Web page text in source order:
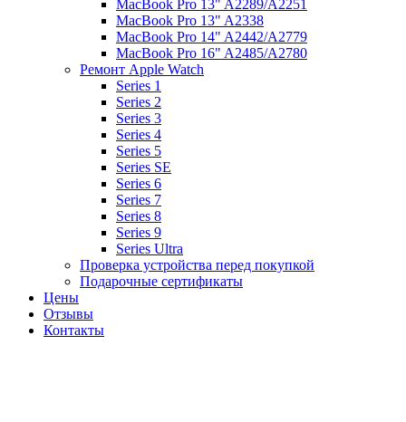
MacBook Pro 13" A2289/A2251
MacBook Pro 13" A2338
MacBook Pro 14" A2442/A2779
MacBook Pro 16" A2485/A2780
Ремонт Apple Watch
Series 1
Series 2
Series 3
Series 4
Series 5
Series SE
Series 6
Series 7
Series 8
Series 9
Series Ultra
Проверка устройства перед покупкой
Подарочные сертификаты
Цены
Отзывы
Контакты